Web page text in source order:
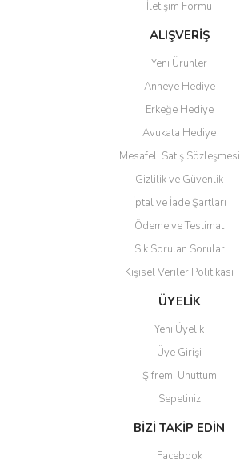
Ürün bilgilerinde hatalar bulunuyor.
Ürün fiyatı diğer sitelerden daha pahalı.
Bu ürüne benzer farklı alternatifler olmalı.
Gönder
iletişimde hiç zorlanmadım.
alışverişinde yaşadığım en iyi
Ürünler kategorize, başlıklar
kolaylaşıyor. Yani site de
hazırlanmış çok düzenli bir site.
İletişim Formu
ALIŞVERİŞ
Yeni Ürünler
Anneye Hediye
Erkeğe Hediye
Avukata Hediye
Mesafeli Satış Sözleşmesi
Gizlilik ve Güvenlik
İptal ve İade Şartları
Ödeme ve Teslimat
Sık Sorulan Sorular
Kişisel Veriler Politikası
ÜYELİK
Yeni Üyelik
Üye Girişi
Şifremi Unuttum
Sepetiniz
BİZİ TAKİP EDİN
Facebook